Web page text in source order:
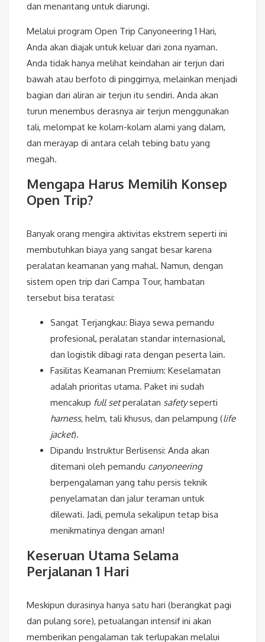
dan menantang untuk diarungi.
Melalui program Open Trip Canyoneering 1 Hari,
Anda akan diajak untuk keluar dari zona nyaman.
Anda tidak hanya melihat keindahan air terjun dari
bawah atau berfoto di pinggirnya, melainkan menjadi
bagian dari aliran air terjun itu sendiri. Anda akan
turun menembus derasnya air terjun menggunakan
tali, melompat ke kolam-kolam alami yang dalam,
dan merayap di antara celah tebing batu yang
megah.
Mengapa Harus Memilih Konsep
Open Trip?
Banyak orang mengira aktivitas ekstrem seperti ini
membutuhkan biaya yang sangat besar karena
peralatan keamanan yang mahal. Namun, dengan
sistem open trip dari Campa Tour, hambatan
tersebut bisa teratasi:
Sangat Terjangkau: Biaya sewa pemandu
profesional, peralatan standar internasional,
dan logistik dibagi rata dengan peserta lain.
Fasilitas Keamanan Premium: Keselamatan
adalah prioritas utama. Paket ini sudah
mencakup full setperalatan safetyseperti
harness, helm, tali khusus, dan pelampung (life
jacket).
Dipandu Instruktur Berlisensi: Anda akan
ditemani oleh pemandu canyoneering
berpengalaman yang tahu persis teknik
penyelamatan dan jalur teraman untuk
dilewati. Jadi, pemula sekalipun tetap bisa
menikmatinya dengan aman!
Keseruan Utama Selama
Perjalanan 1 Hari
Meskipun durasinya hanya satu hari (berangkat pagi
dan pulang sore), petualangan intensif ini akan
memberikan pengalaman tak terlupakan melalui